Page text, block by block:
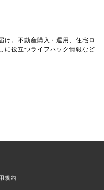
け。不動産購入・運用、住宅ロ
に役立つライフハック情報など
規約